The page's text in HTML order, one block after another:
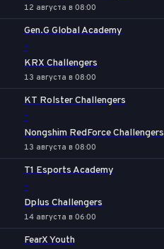
12 августа в 08:00
Gen.G Global Academy
-
KRX Challengers
13 августа в 08:00
KT Rolster Challengers
-
Nongshim RedForce Challengers
13 августа в 08:00
T1 Esports Academy
-
Dplus Challengers
14 августа в 06:00
FearX Youth